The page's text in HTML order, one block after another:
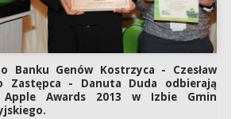
Banku Genów Kostrzyca - Czesław
Zastępca - Danuta Duda odbierają
Apple Awards 2013 w Izbie Gmin